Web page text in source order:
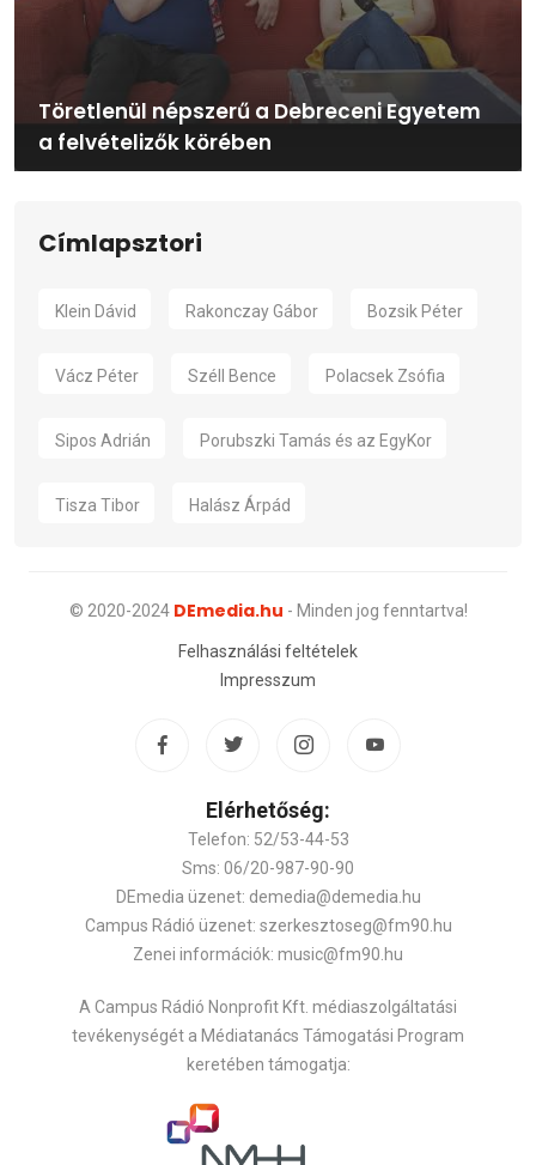
Töretlenül népszerű a Debreceni Egyetem
a felvételizők körében
Címlapsztori
Klein Dávid Rakonczay Gábor Bozsik Péter
Vácz Péter Széll Bence Polacsek Zsófia
Sipos Adrián Porubszki Tamás és az EgyKor
Tisza Tibor Halász Árpád
© 2020-2024 DEmedia.hu - Minden jog fenntartva!
Felhasználási feltételek
Impresszum
Elérhetőség:
Telefon: 52/53-44-53
Sms: 06/20-987-90-90
DEmedia üzenet: demedia@demedia.hu
Campus Rádió üzenet: szerkesztoseg@fm90.hu
Zenei információk: music@fm90.hu
A Campus Rádió Nonprofit Kft. médiaszolgáltatási
tevékenységét a Médiatanács Támogatási Program
keretében támogatja: